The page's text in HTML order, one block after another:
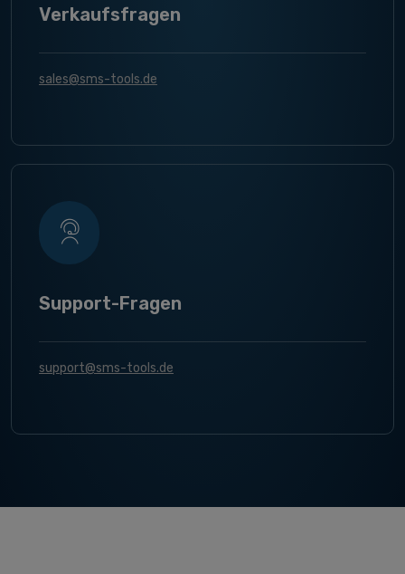
Verkaufsfragen
sales@sms-tools.de
Support-Fragen
support@sms-tools.de